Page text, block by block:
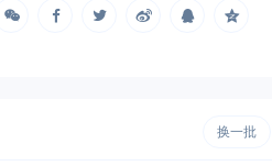
换一批